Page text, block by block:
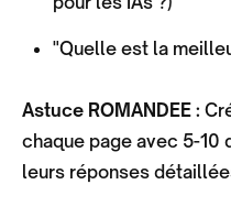
"Quelle est la
Astuce ROMANDEE :
chaque page avec 5-
leurs réponses